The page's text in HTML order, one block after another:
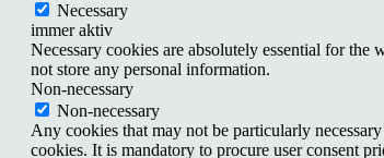
Necessary
immer aktiv
Necessary cookies are absolutely essential for
not store any personal information.
Non-necessary
Non-necessary
Any cookies that may not be particularly
cookies. It is mandatory to procure user consent